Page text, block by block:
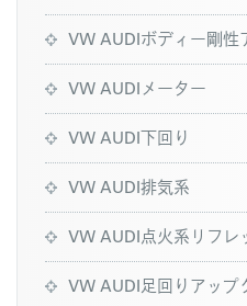
VW AUDIボディー剛性
VW AUDIメーター
VW AUDI下回り
VW AUDI排気系
VW AUDI点火系リフレ
VW AUDI足回りアップ